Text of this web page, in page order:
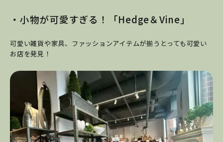
・小物が可愛すぎる！「Hedge＆Vine」
可愛い雑貨や家具、ファッションアイテムが揃うとっても可愛い
お店を発見！